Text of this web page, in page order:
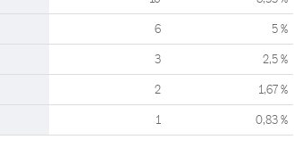
6 5 %
3 2,5 %
2 1,67 %
1 0,83 %